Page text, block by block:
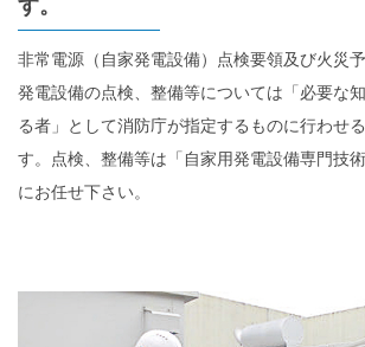
す。
非常電源（自家発電設備）点検要領及び火災
発電設備の点検、整備等については「必要な
る者」として消防庁が指定するものに行わせ
す。点検、整備等は「自家用発電設備専門技
にお任せ下さい。